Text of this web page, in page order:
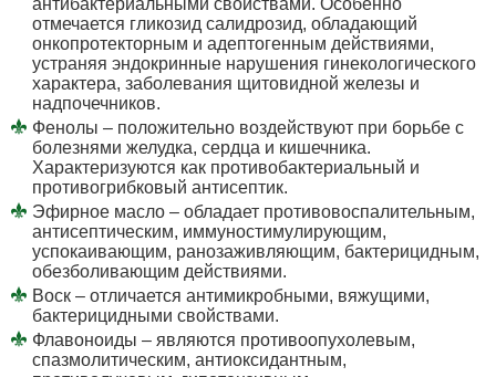
отмечается гликозид салидрозид, обладающий
онкопротекторным и адептогенным действиями,
устраняя эндокринные нарушения гинекологического
характера, заболевания щитовидной железы и
надпочечников.
Фенолы – положительно воздействуют при борьбе с
болезнями желудка, сердца и кишечника.
Характеризуются как противобактериальный и
противогрибковый антисептик.
Эфирное масло – обладает противовоспалительным,
антисептическим, иммуностимулирующим,
успокаивающим, ранозаживляющим, бактерицидным,
обезболивающим действиями.
Воск – отличается антимикробными, вяжущими,
бактерицидными свойствами.
Флавоноиды – являются противоопухолевым,
спазмолитическим, антиоксидантным,